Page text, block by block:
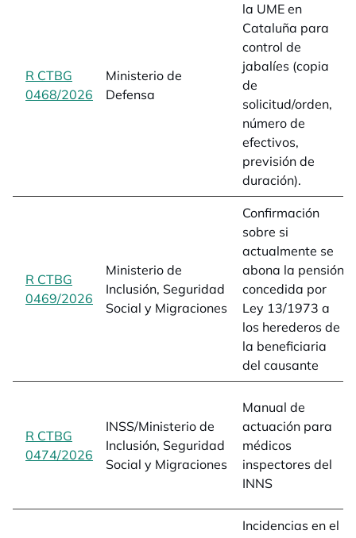
R CTBG
0468/2026 opens in a new tab
Ministerio de
Defensa
la UME en
Cataluña para
control de
jabalíes (copia
de
solicitud/orden,
número de
efectivos,
previsión de
duración).
R CTBG
0469/2026 opens in a new tab
Ministerio de
Inclusión, Seguridad
Social y Migraciones
Confirmación
sobre si
actualmente se
abona la pensión
concedida por
Ley 13/1973 a
los herederos de
la beneficiaria
del causante
R CTBG
0474/2026 opens in a new tab
INSS/Ministerio de
Inclusión, Seguridad
Social y Migraciones
Manual de
actuación para
médicos
inspectores del
INNS
Incidencias en el